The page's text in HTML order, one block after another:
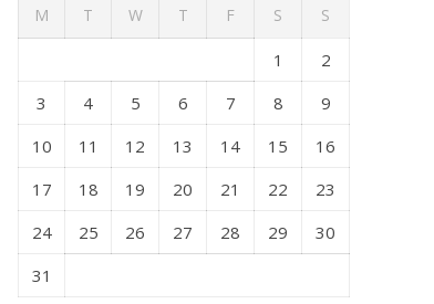
M T W T F S S
1
2
3
4 5 6 7 8
9
10
11 12 13 14 15
16
17
18 19 20 21 22
23
24
25 26 27 28 29
30
31